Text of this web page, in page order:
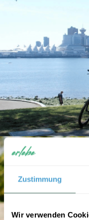
Zustimmung
Wir verwenden